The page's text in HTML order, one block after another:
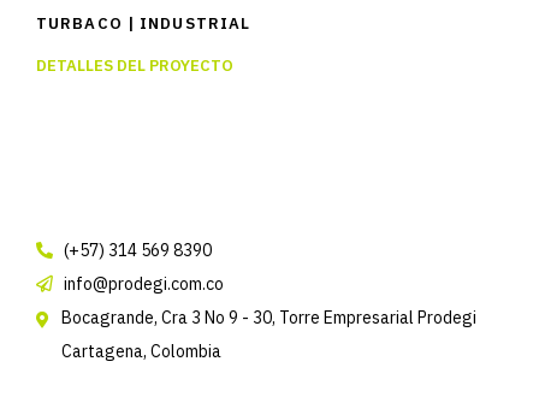
TURBACO | INDUSTRIAL
DETALLES DEL PROYECTO
(+57) 314 569 8390
info@prodegi.com.co
Bocagrande, Cra 3 No 9 - 30, Torre Empresarial Prodegi
Cartagena, Colombia